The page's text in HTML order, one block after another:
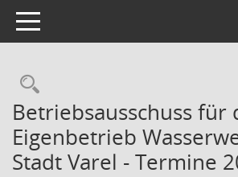
Toggle navigation
Rechercheauswahl
Betriebsausschuss für
Eigenbetrieb
Stadt Varel - Termine